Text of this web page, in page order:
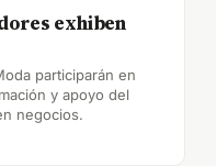
exhiben
participarán en
y apoyo del
negocios.